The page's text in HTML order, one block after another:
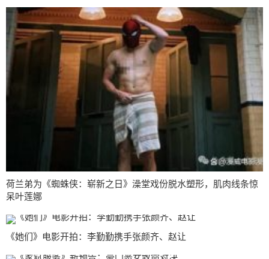
荷兰弟为《蜘蛛侠：崭新之日》澡堂戏份脱水塑形，肌肉线条惊
呆叶莲娜
《她们》电影开拍：李勤勤携手张颜齐、赵让